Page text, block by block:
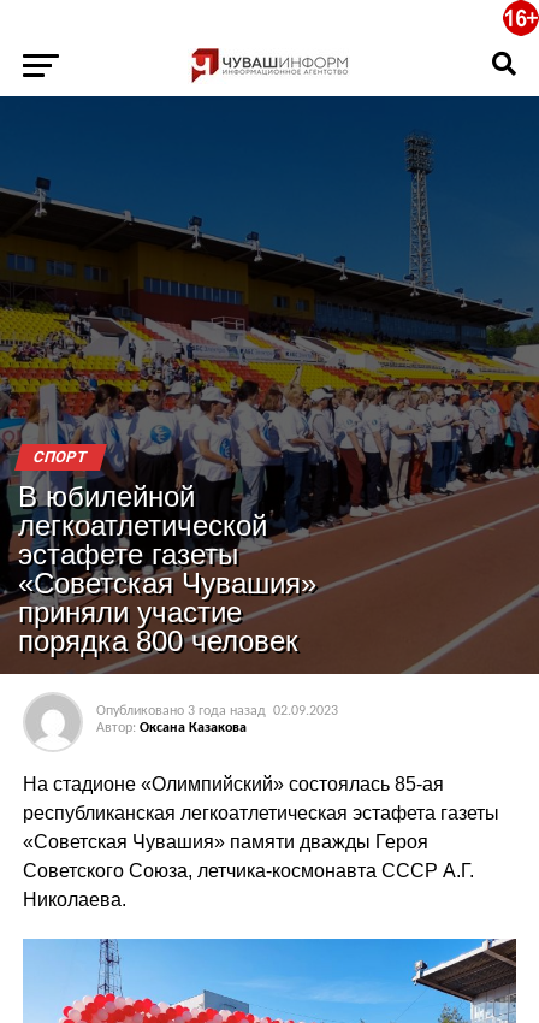
СПОРТ
В юбилейной
легкоатлетической
эстафете газеты
«Советская Чувашия»
приняли участие
порядка 800 человек
Опубликовано 3 года назад 02.09.2023
Автор: Оксана Казакова
На стадионе «Олимпийский» состоялась 85-ая
республиканская легкоатлетическая эстафета газеты
«Советская Чувашия» памяти дважды Героя
Советского Союза, летчика-космонавта СССР А.Г.
Николаева.